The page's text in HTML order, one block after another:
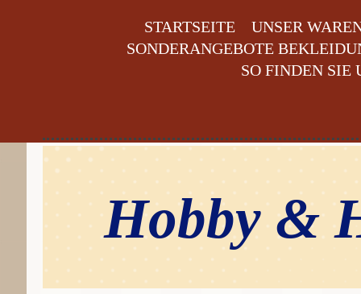
STARTSEITE
UNSER
SONDERANGEBOTE
SO FINDEN SIE
Hobby &